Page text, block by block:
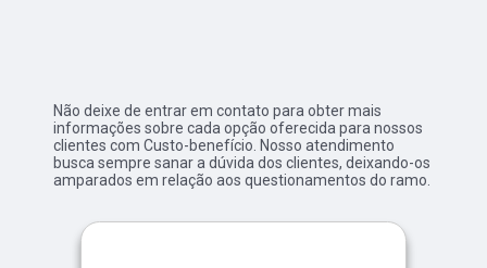
Não deixe de entrar em contato para obter mais
informações sobre cada opção oferecida para nossos
clientes com Custo-benefício. Nosso atendimento
busca sempre sanar a dúvida dos clientes, deixando-os
amparados em relação aos questionamentos do ramo.